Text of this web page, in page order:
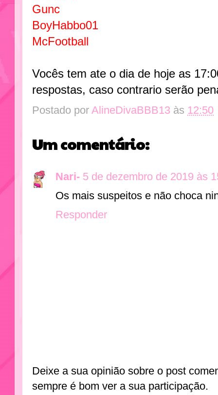
Gunc
BoyHabbo01
McFootball
Vocês tem ate o dia de hoje as
respostas, caso contrario serão
Postado por AlineDivaBBB13 às 12:50
Um comentário:
Nari- 5 de dezembro de 2019 às
Os mais suspeitos e não choca
Responder
Deixe a sua opinião sobre o post
sempre é bom ver a sua participação.